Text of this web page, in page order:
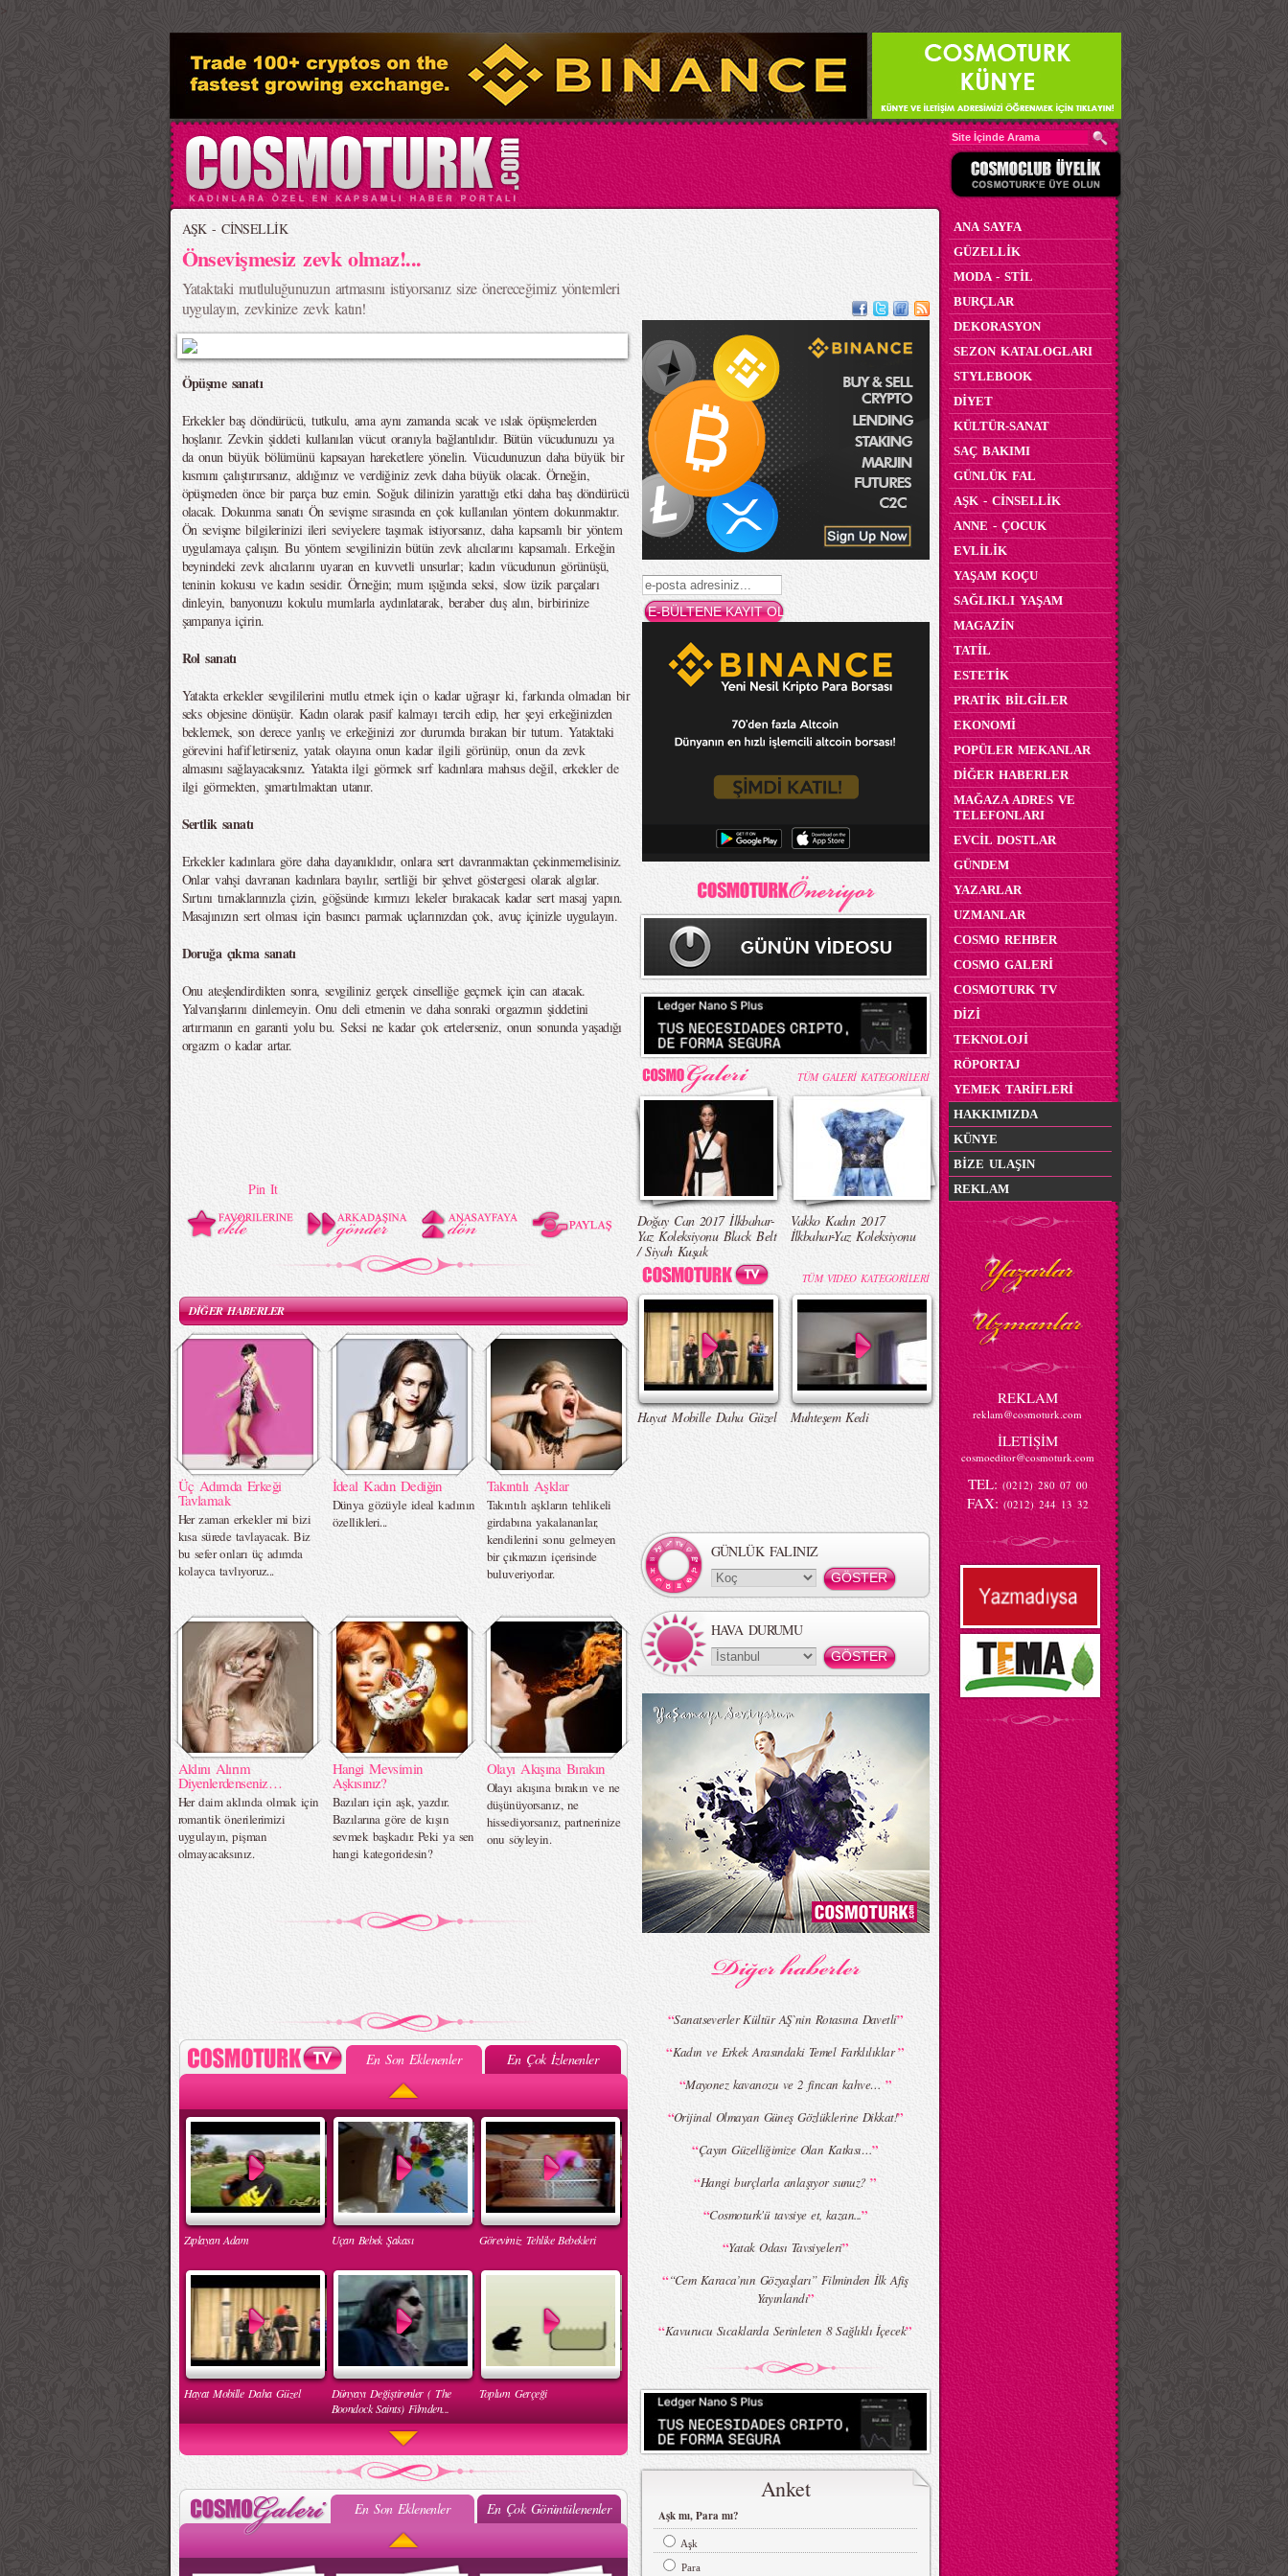
>
AŞK - CİNSELLİK
Önsevişmesiz zevk olmaz!...
Yataktaki mutluluğunuzun artmasını istiyorsanız size önereceğimiz yöntemleri
uygulayın, zevkinize zevk katın!
Öpüşme sanatı
Erkekler baş döndürücü, tutkulu, ama aynı zamanda sıcak ve ıslak öpüşmelerden
hoşlanır. Zevkin şiddeti kullanılan vücut oranıyla bağlantılıdır. Bütün vücudunuzu ya
da onun büyük bölümünü kapsayan hareketlere yönelin. Vücudunuzun daha büyük bir
kısmını çalıştırırsanız, aldığınız ve verdiğiniz zevk daha büyük olacak. Örneğin,
öpüşmeden önce bir parça buz emin. Soğuk dilinizin yarattığı etki daha baş döndürücü
olacak. Dokunma sanatı Ön sevişme sırasında en çok kullanılan yöntem dokunmaktır.
Ön sevişme bilgilerinizi ileri seviyelere taşımak istiyorsanız, daha kapsamlı bir yöntem
uygulamaya çalışın. Bu yöntem sevgilinizin bütün zevk alıcılarını kapsamalı. Erkeğin
beynindeki zevk alıcılarını uyaran en kuvvetli unsurlar; kadın vücudunun görünüşü,
teninin kokusu ve kadın sesidir. Örneğin; mum ışığında seksi, slow üzik parçaları
dinleyin, banyonuzu kokulu mumlarla aydınlatarak, beraber duş alın, birbirinize
şampanya içirin.
Rol sanatı
Yatakta erkekler sevgililerini mutlu etmek için o kadar uğraşır ki, farkında olmadan bir
seks objesine dönüşür. Kadın olarak pasif kalmayı tercih edip, her şeyi erkeğinizden
beklemek, son derece yanlış ve erkeğinizi zor durumda bırakan bir tutum. Yataktaki
görevini hafifletirseniz, yatak olayına onun kadar ilgili görünüp, onun da zevk
almasını sağlayacaksınız. Yatakta ilgi görmek sırf kadınlara mahsus değil, erkekler de
ilgi görmekten, şımartılmaktan utanır.
Sertlik sanatı
Erkekler kadınlara göre daha dayanıklıdır, onlara sert davranmaktan çekinmemelisiniz.
Onlar vahşi davranan kadınlara bayılır, sertliği bir şehvet göstergesi olarak algılar.
Sırtını tırnaklarınızla çizin, göğsünde kırmızı lekeler bırakacak kadar sert masaj yapın.
Masajınızın sert olması için basıncı parmak uçlarınızdan çok, avuç içinizle uygulayın.
Doruğa çıkma sanatı
Onu ateşlendirdikten sonra, sevgiliniz gerçek cinselliğe geçmek için can atacak.
Yalvarışlarını dinlemeyin. Onu deli etmenin ve daha sonraki orgazmın şiddetini
artırmanın en garanti yolu bu. Seksi ne kadar çok ertelerseniz, onun sonunda yaşadığı
orgazm o kadar artar.
Pin It
DİĞER HABERLER
Üç Adımda Erkeği
Tavlamak
Her zaman erkekler mi bizi
kısa sürede tavlayacak. Biz
bu sefer onları üç adımda
kolayca tavlıyoruz...
İdeal Kadın Dediğin
Dünya gözüyle ideal kadının
özellikleri...
Takıntılı Aşklar
Takıntılı aşkların tehlikeli
girdabına yakalananlar,
kendilerini sonu gelmeyen
bir çıkmazın içerisinde
buluveriyorlar.
Aklını Alırım
Diyenlerdenseniz…
Her daim aklında olmak için
romantik önerilerimizi
uygulayın, pişman
olmayacaksınız.
Hangi Mevsimin
Aşkısınız?
Bazıları için aşk, yazdır.
Bazılarına göre de kışın
sevmek başkadır. Peki ya sen
hangi kategoridesin?
Olayı Akışına Bırakın
Olayı akışına bırakın ve ne
düşünüyorsanız, ne
hissediyorsanız, partnerinize
onu söyleyin.
En Son Eklenenler En Çok İzlenenler
Zıplayan Adam Uçan Bebek Şakası Görevimiz Tehlike Bebekleri
Hayat Mobille Daha Güzel
Dünyayı Değiştirenler ( The
Boondock Saints) Filmden...
Toplum Gerçeği
İnsan Hakları
2015 Defilesi
En Son Eklenenler En Çok Görüntülenenler
TÜM GALERİ KATEGORİLERİ
Doğay Can 2017 İlkbahar-
Yaz Koleksiyonu Black Belt
/ Siyah Kuşak
Vakko Kadın 2017
İlkbahar-Yaz Koleksiyonu
TÜM VIDEO KATEGORİLERİ
Hayat Mobille Daha Güzel Muhteşem Kedi
GÜNLÜK FALINIZ
HAVA DURUMU
“Sanatseverler Kültür AŞ`nin Rotasına Davetli”
“Kadın ve Erkek Arasındaki Temel Farklılıklar”
“Mayonez kavanozu ve 2 fincan kahve… ”
“Orijinal Olmayan Güneş Gözlüklerine Dikkat!”
“Çayın Güzelliğimize Olan Katkısı…”
“Hangi burçlarla anlaşıyor sunuz?”
“Cosmoturk'ü tavsiye et, kazan...”
“Yatak Odası Tavsiyeleri”
““Cem Karaca’nın Gözyaşları” Filminden İlk Afiş
Yayınlandı”
“Kavurucu Sıcaklarda Serinleten 8 Sağlıklı İçecek”
Anket
Aşk mı, Para mı?
Aşk
Para
ANA SAYFA
GÜZELLİK
MODA - STİL
BURÇLAR
DEKORASYON
SEZON KATALOGLARI
STYLEBOOK
DİYET
KÜLTÜR-SANAT
SAÇ BAKIMI
GÜNLÜK FAL
AŞK - CİNSELLİK
ANNE - ÇOCUK
EVLİLİK
YAŞAM KOÇU
SAĞLIKLI YAŞAM
MAGAZİN
TATİL
ESTETİK
PRATİK BİLGİLER
EKONOMİ
POPÜLER MEKANLAR
DİĞER HABERLER
MAĞAZA ADRES VE
TELEFONLARI
EVCİL DOSTLAR
GÜNDEM
YAZARLAR
UZMANLAR
COSMO REHBER
COSMO GALERİ
COSMOTURK TV
DİZİ
TEKNOLOJİ
RÖPORTAJ
YEMEK TARİFLERİ
HAKKIMIZDA
KÜNYE
BİZE ULAŞIN
REKLAM
REKLAM
reklam@cosmoturk.com
İLETİŞİM
cosmoeditor@cosmoturk.com
TEL: (0212) 280 07 00
FAX: (0212) 244 13 32